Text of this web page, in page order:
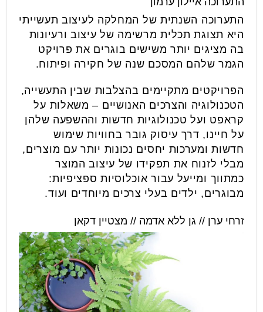
התערוכה השנתית של המחלקה לעיצוב תעשייתי
היא תצוגת תכלית מרשימה של עיצוב ורעיונות
בה מציגים יותר משישים בוגרים את פרויקט
הגמר שלהם המסכם שנה של חקירה ופיתוח.
הפרויקטים מתקיימים בהצלבות שבין התעשייה,
הטכנולוגיה והצרכים האנושיים – משאלות על
קראפט ועל טכנולוגיות חדשות וההשפעה שלהן
על חיינו, דרך עיסוק גובר בחוויות שימוש
חדשות ומערכות יחסים נכונות יותר עם מוצרים,
מבלי לזנוח את תפקידו של עיצוב המוצר
כמתווך ומייעל עבור אוכלוסיות ספציפיות:
מבוגרים, ילדים בעלי צרכים מיוחדים ועוד.
זרחי ערן // גן ללא אדמה // מצטיין דקאן